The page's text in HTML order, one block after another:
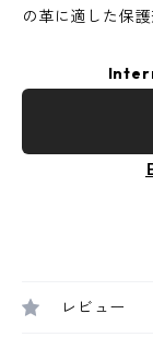
の革に適した保
レビュー